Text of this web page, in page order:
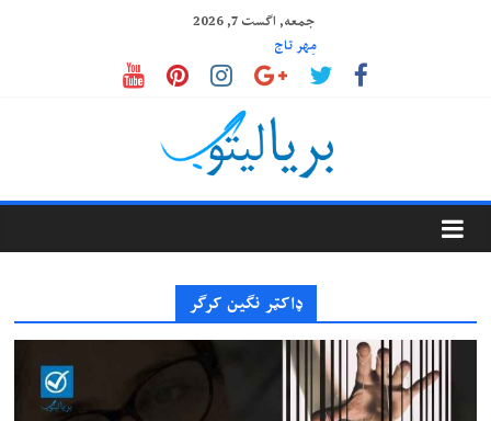
جمعه, اگست 7, 2026
مِهر تاج
د پرمختګ مرحلې
ایا خپل افکار قابو کولای شو؟
ډیپریشن یا ژور خفګان څه ته وایي؟
ستوری خان
Baryalitob
بریالیتوب
ډاکټر نګین کرګر